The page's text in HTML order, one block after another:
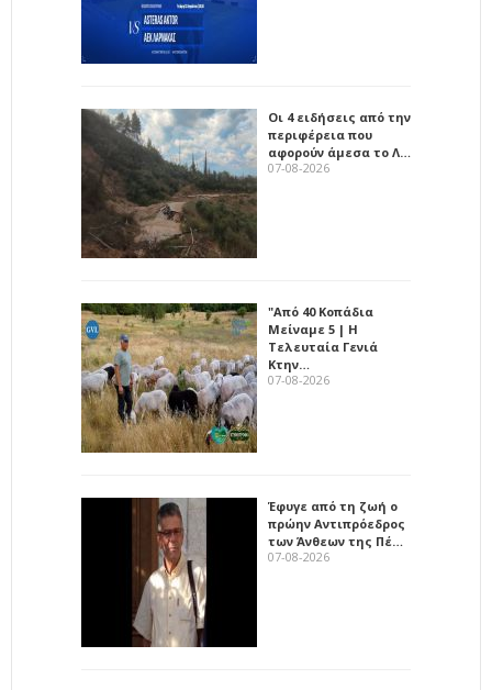
Οι 4 ειδήσεις από την
περιφέρεια που
αφορούν άμεσα το Λ…
07-08-2026
"Από 40 Κοπάδια
Μείναμε 5 | Η
Τελευταία Γενιά
Κτην…
07-08-2026
Έφυγε από τη ζωή ο
πρώην Αντιπρόεδρος
των Άνθεων της Πέ…
07-08-2026